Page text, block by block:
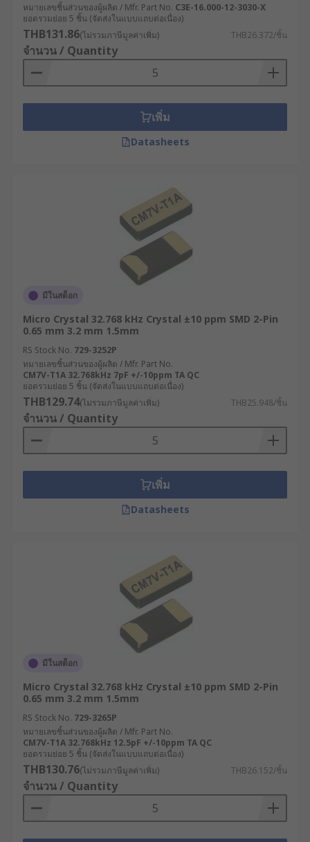
หมายเลขชิ้นส่วนของผู้ผลิต / Mfr. Part No. C3E-16.000-12-3030-X
ยอดรวมย่อย 5 ชิ้น (จัดส่งในแบบแถบต่อเนื่อง)
THB131.86(ไม่รวมภาษีมูลค่าเพิ่ม) THB26.372/ชิ้น
จำนวน / Quantity
เพิ่ม
Datasheets
มีในสต็อก
Micro Crystal 32.768 kHz Crystal ±10 ppm SMD 2-Pin
0.65 mm 3.2 mm 1.5mm
RS Stock No. 729-3252P
หมายเลขชิ้นส่วนของผู้ผลิต / Mfr. Part No.
CM7V-T1A 32.768kHz 7pF +/-10ppm TA QC
ยอดรวมย่อย 5 ชิ้น (จัดส่งในแบบแถบต่อเนื่อง)
THB129.74(ไม่รวมภาษีมูลค่าเพิ่ม) THB25.948/ชิ้น
จำนวน / Quantity
เพิ่ม
Datasheets
มีในสต็อก
Micro Crystal 32.768 kHz Crystal ±10 ppm SMD 2-Pin
0.65 mm 3.2 mm 1.5mm
RS Stock No. 729-3265P
หมายเลขชิ้นส่วนของผู้ผลิต / Mfr. Part No.
CM7V-T1A 32.768kHz 12.5pF +/-10ppm TA QC
ยอดรวมย่อย 5 ชิ้น (จัดส่งในแบบแถบต่อเนื่อง)
THB130.76(ไม่รวมภาษีมูลค่าเพิ่ม) THB26.152/ชิ้น
จำนวน / Quantity